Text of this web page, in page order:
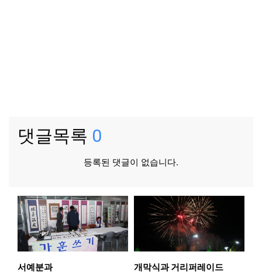
댓글목록 0
등록된 댓글이 없습니다.
서예분과 개막식과 거리퍼레이드